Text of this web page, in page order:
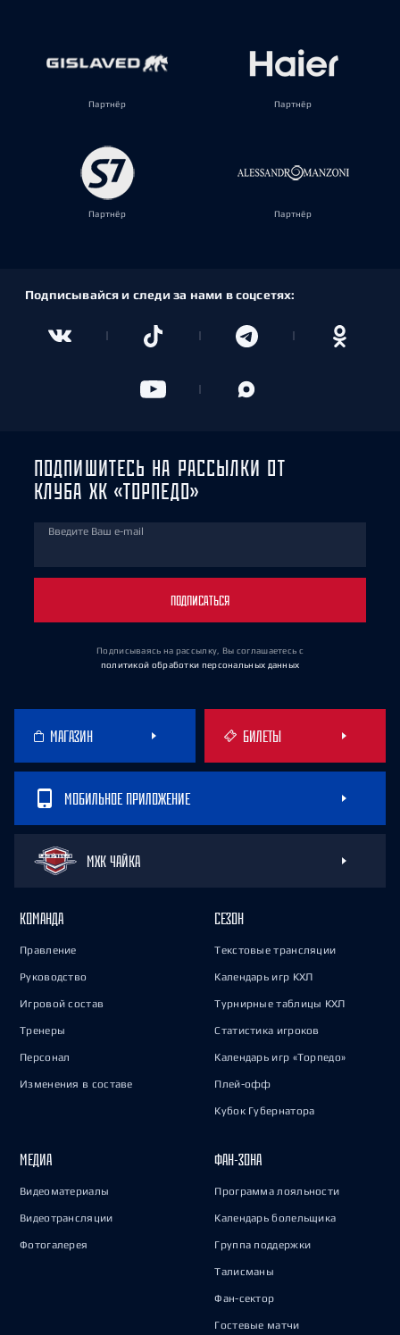
Партнёр Партнёр
Партнёр Партнёр
Подписывайся и следи за нами в соцсетях:
ПОДПИШИТЕСЬ НА РАССЫЛКИ ОТ
КЛУБА ХК «ТОРПЕДО»
Введите Ваш e-mail
ПОДПИСАТЬСЯ
Подписываясь на рассылку, Вы соглашаетесь с
политикой обработки персональных данных
МАГАЗИН БИЛЕТЫ
МОБИЛЬНОЕ ПРИЛОЖЕНИЕ
МХК ЧАЙКА
КОМАНДА
Правление
Руководство
Игровой состав
Тренеры
Персонал
Изменения в составе
СЕЗОН
Текстовые трансляции
Календарь игр КХЛ
Турнирные таблицы КХЛ
Статистика игроков
Календарь игр «Торпедо»
Плей-офф
Кубок Губернатора
МЕДИА
Видеоматериалы
Видеотрансляции
Фотогалерея
ФАН-ЗОНА
Программа лояльности
Календарь болельщика
Группа поддержки
Талисманы
Фан-сектор
Гостевые матчи